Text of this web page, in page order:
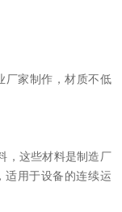
厂家制作，材质不低
，这些材料是制造厂
适用于设备的连续运